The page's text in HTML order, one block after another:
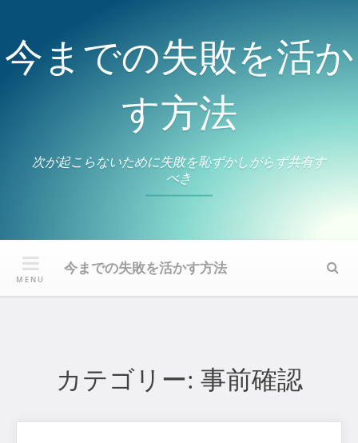
content
今までの失敗を活か
す方法
次が起こらないために失敗を恥ずかしがらず共有す
べき
今までの失敗を活かす方法
MENU
カテゴリー: 事前確認